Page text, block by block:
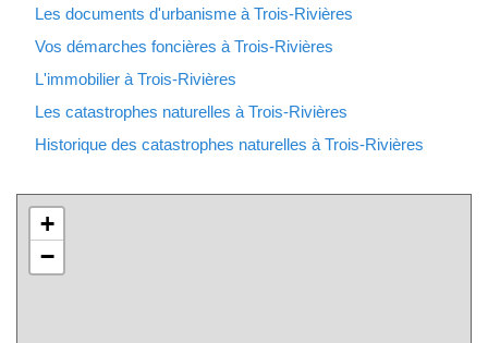
Les documents d'urbanisme à Trois-Rivières
Vos démarches foncières à Trois-Rivières
L'immobilier à Trois-Rivières
Les catastrophes naturelles à Trois-Rivières
Historique des catastrophes naturelles à Trois-Rivières
+
−